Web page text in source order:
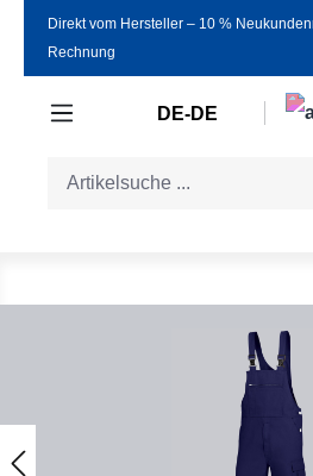
Zum Hauptinhalt springen
Direkt vom Hersteller ‒ 10 %
Rechnung
DE-DE